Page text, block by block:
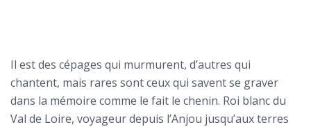
Il est des cépages qui murmurent, d’autres qui
chantent, mais rares sont ceux qui savent se graver
dans la mémoire comme le fait le chenin. Roi blanc du
Val de Loire, voyageur depuis l’Anjou jusqu’aux terres